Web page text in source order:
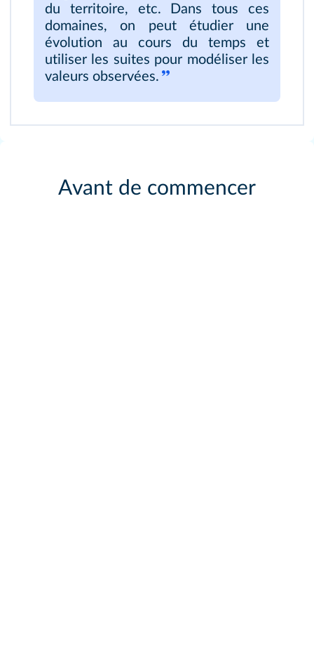
du territoire, etc. Dans tous ces
domaines, on peut étudier une
évolution au cours du temps et
utiliser les suites pour modéliser les
valeurs observées.
Avant de commencer